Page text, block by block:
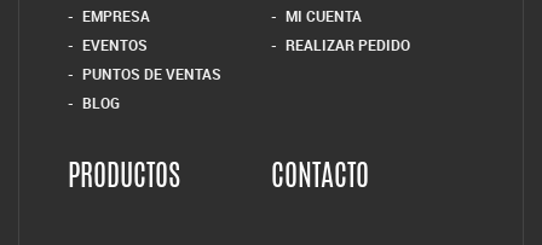
EMPRESA
EVENTOS
PUNTOS DE VENTAS
BLOG
MI CUENTA
REALIZAR PEDIDO
PRODUCTOS CONTACTO